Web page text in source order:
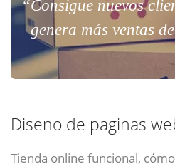
“Consigue nuevos
genera más ventas
Diseno de paginas
Tienda online funcional,